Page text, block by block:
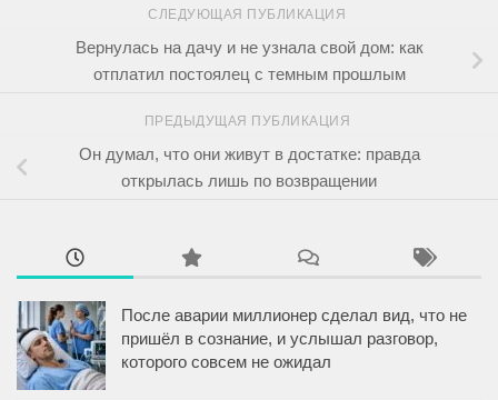
СЛЕДУЮЩАЯ ПУБЛИКАЦИЯ
Вернулась на дачу и не узнала свой дом: как
отплатил постоялец с темным прошлым
ПРЕДЫДУЩАЯ ПУБЛИКАЦИЯ
Он думал, что они живут в достатке: правда
открылась лишь по возвращении
После аварии миллионер сделал вид, что не
пришёл в сознание, и услышал разговор,
которого совсем не ожидал